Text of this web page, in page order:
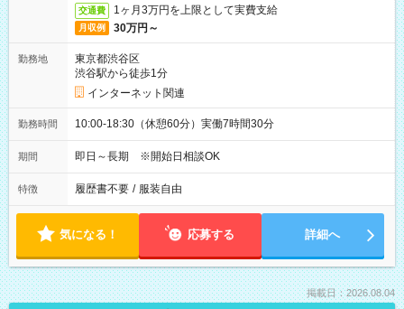
交通費 1ヶ月3万円を上限として実費支給
月収例 30万円～
勤務地
東京都渋谷区
渋谷駅から徒歩1分
インターネット関連
勤務時間 10:00-18:30（休憩60分）実働7時間30分
期間 即日～長期 ※開始日相談OK
特徴 履歴書不要 / 服装自由
気になる！ 応募する 詳細へ
掲載日：2026.08.04